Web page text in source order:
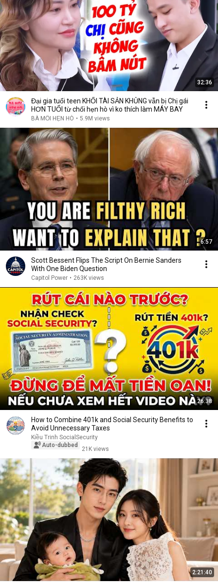
32:36
Đại gia tuổi teen KHỐI TÀI SẢN KHỦNG vẫn bị Chị gái
HƠN TUỔI từ chối hẹn hò vì ko thích làm MÁY BAY
BÀ MỐI HẸN HÒ • 5.9M views
6:57
Scott Bessent Flips The Script On Bernie Sanders
With One Biden Question
Capitol Power • 263K views
26:38
How to Combine 401k and Social Security Benefits to
Avoid Unnecessary Taxes
Kiều Trinh SocialSecurity
Auto-dubbed
21K views
2:21:40